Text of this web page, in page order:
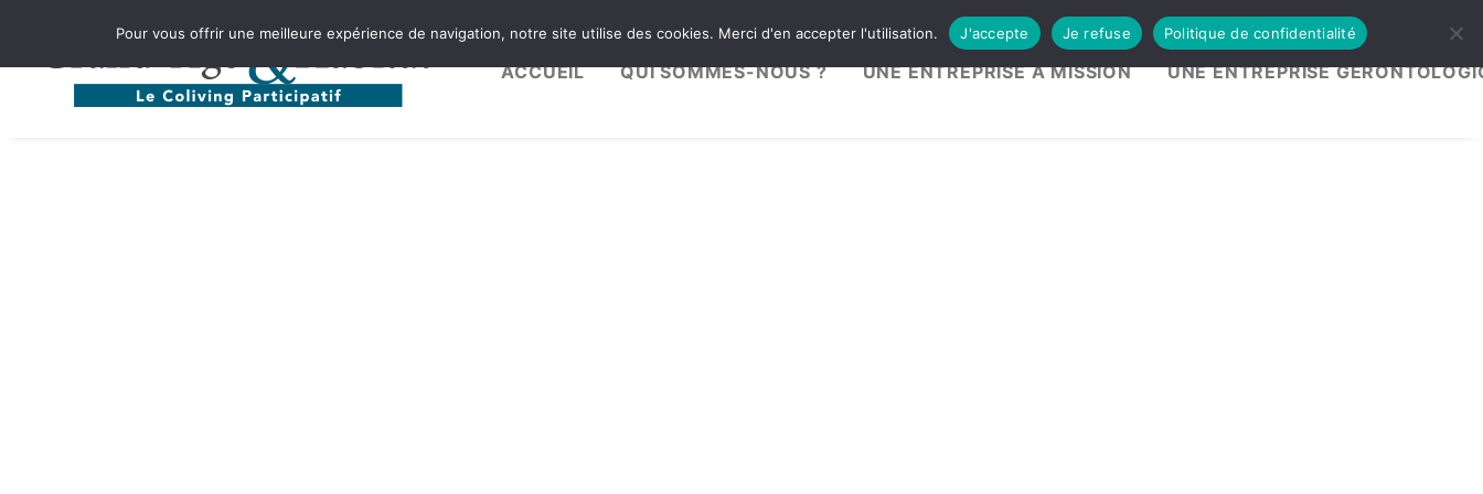
ACCUEIL QUI SOMMES-NOUS ? UNE ENTREPRISE À MISSION UNE ENTREPRISE
Pour vous offrir une meilleure expérience de navigation, notre site utilise des cookies. Merci d'en accepter l'utilisation. J'accepte Je refuse Politique de confidentialité